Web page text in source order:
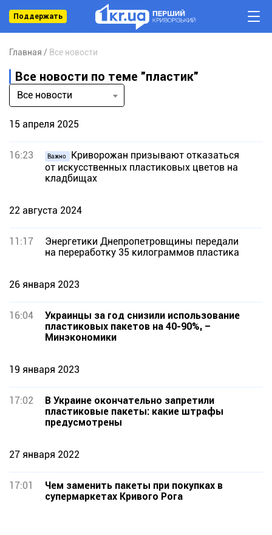
Поддержать
Главная Все новости
Все новости по теме "пластик"
Все новости
15 апреля 2025
16:23 Важно
Криворожан призывают отказаться
от искусственных пластиковых цветов на
кладбищах
22 августа 2024
11:17
Энергетики Днепропетровщины передали
на переработку 35 килограммов пластика
26 января 2023
16:04
Украинцы за год снизили использование
пластиковых пакетов на 40-90%, –
Минэкономики
19 января 2023
17:02
В Украине окончательно запретили
пластиковые пакеты: какие штрафы
предусмотрены
27 января 2022
17:01
Чем заменить пакеты при покупках в
супермаркетах Кривого Рога